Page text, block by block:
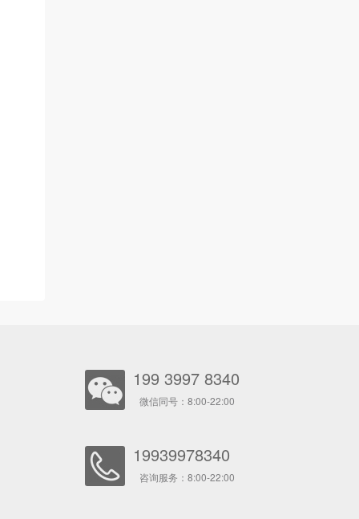
199 3997 8340
微信同号：8:00-22:00
19939978340
咨询服务：8:00-22:00